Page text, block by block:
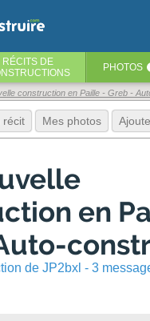
RÉCITS DE
PHOTOS
construction en Paille - Greb -
récit Mes photos
en
de JP2bxl - 3